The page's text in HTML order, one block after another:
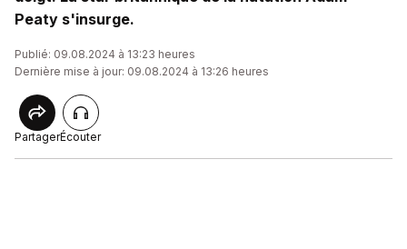
Peaty s'insurge.
Publié: 09.08.2024 à 13:23 heures
Dernière mise à jour: 09.08.2024 à 13:26 heures
PartagerÉcouter